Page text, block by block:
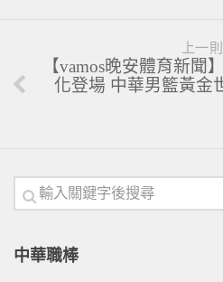
上一則
【vamos晚安體育新聞
化登場 中華男籃黃金
中華職棒